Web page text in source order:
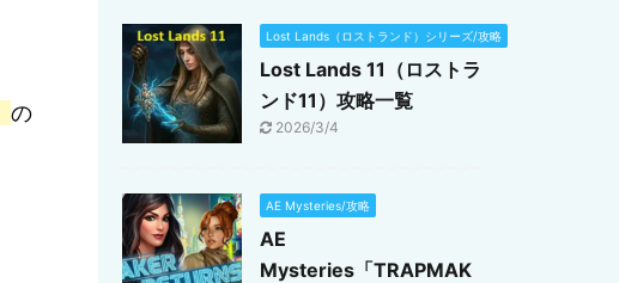
の
Lost Lands（ロストランド）シリーズ/攻略
Lost Lands 11（ロストラ
ンド11）攻略一覧
2026/3/4
AE Mysteries/攻略
AE
Mysteries「TRAPMAK